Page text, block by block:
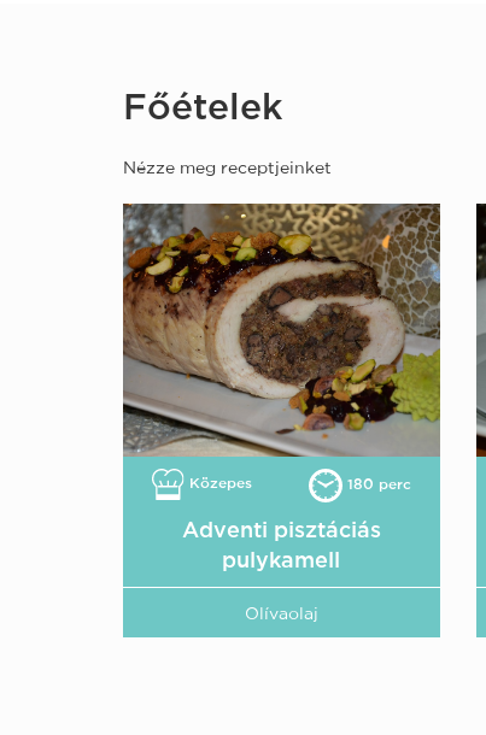
Főételek
Nézze meg receptjeinket
Közepes 180 perc
Adventi pisztáciás
pulykamell
Olívaolaj